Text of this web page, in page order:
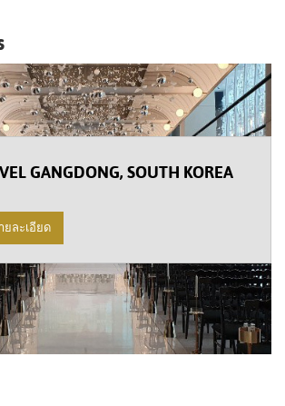
GANGDONG, SOUTH KOREA
ยละเอียด